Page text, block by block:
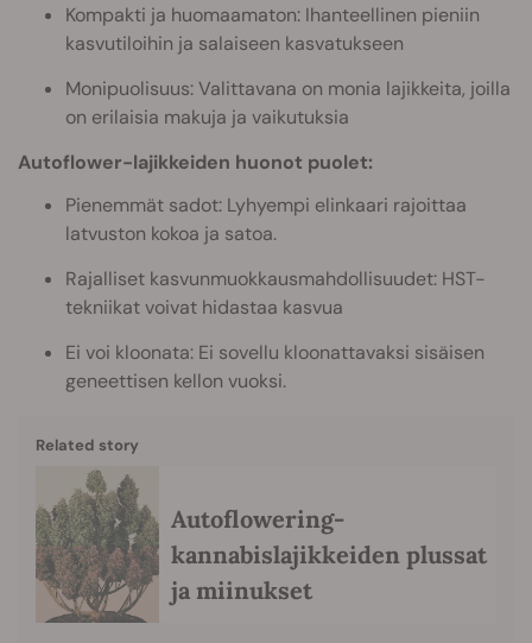
Kompakti ja huomaamaton: Ihanteellinen pieniin
kasvutiloihin ja salaiseen kasvatukseen
Monipuolisuus: Valittavana on monia lajikkeita, joilla
on erilaisia makuja ja vaikutuksia
Autoflower-lajikkeiden huonot puolet:
Pienemmät sadot: Lyhyempi elinkaari rajoittaa
latvuston kokoa ja satoa.
Rajalliset kasvunmuokkausmahdollisuudet: HST-
tekniikat voivat hidastaa kasvua
Ei voi kloonata: Ei sovellu kloonattavaksi sisäisen
geneettisen kellon vuoksi.
Related story
Autoflowering-
kannabislajikkeiden plussat
ja miinukset